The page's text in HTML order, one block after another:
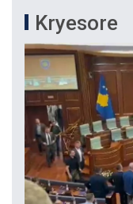
Kryesore